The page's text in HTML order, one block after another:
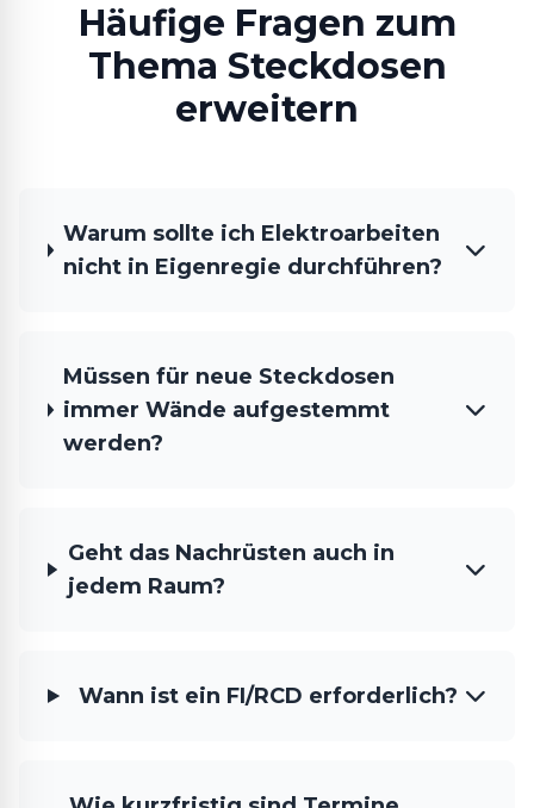
Häufige Fragen zum
Thema Steckdosen
erweitern
Warum sollte ich Elektroarbeiten
nicht in Eigenregie durchführen?
Müssen für neue Steckdosen
immer Wände aufgestemmt
werden?
Geht das Nachrüsten auch in
jedem Raum?
Wann ist ein FI/RCD erforderlich?